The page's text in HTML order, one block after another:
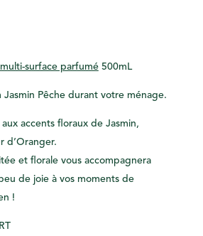
surface parfumé500mL
Jasmin Pêchedurant votre ménage.
accents floraux de Jasmin,
d’Oranger.
et florale vous accompagnera
de joie à vos moments de
!